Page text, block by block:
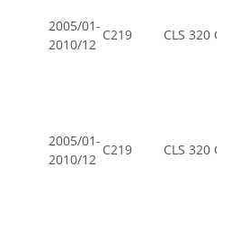
2005/01-
2010/12
C219 CLS 320
2005/01-
2010/12
C219 CLS 320